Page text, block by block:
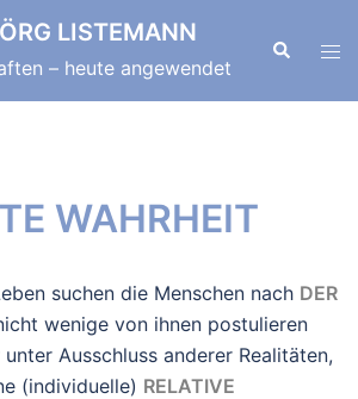
LISTEMANN
– heute angewendet
Suche
WAHRHEIT
suchen die Menschen nach DER
wenige von ihnen postulieren
Ausschluss anderer Realitäten,
(individuelle) RELATIVE